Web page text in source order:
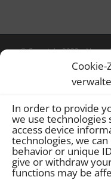
In order to provide
we use technologies
access device
technologies, we
behavior or unique
give or withdraw
functions may be
© Copyright 2022 -Akmaz
Sitemap|